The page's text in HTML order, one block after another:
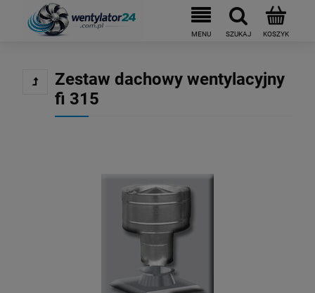
Zestaw dachowy wentylacyjny
fi 315